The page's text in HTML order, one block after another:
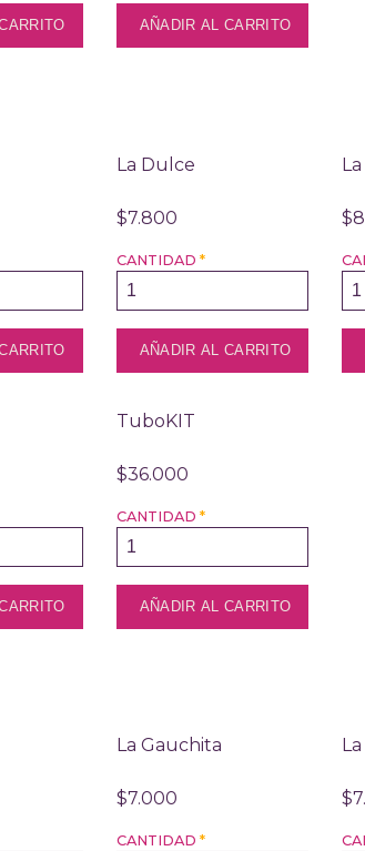
La Dulce
$7.800
CANTIDAD *
TuboKIT
$36.000
CANTIDAD *
La Gauchita
$7.000
CANTIDAD *